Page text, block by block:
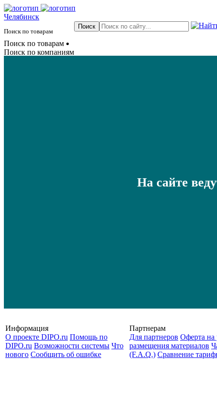
Челябинск
Поиск по товарам
Поиск по товарам
Поиск по компаниям
На сайте
Информация
О проекте DIPO.ru Помощь по
DIPO.ru Возможности системы Что
нового Сообщить об ошибке
Партнерам
Для партнеров Оферта на
размещения материалов
(F.A.Q.) Cравнение